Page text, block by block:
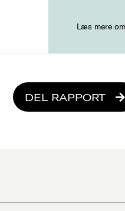
Læs mere
DEL RAPPORT